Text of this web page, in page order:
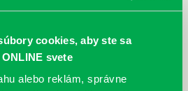
cookies, aby ste sa
svete
alebo reklám, správne
knižnice
všetkých milovníkov kníh a príbehov!
knižnici nielen požičať klasické